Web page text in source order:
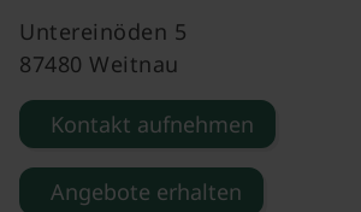
Untereinöden 5
87480 Weitnau
Kontakt aufnehmen
Angebote erhalten